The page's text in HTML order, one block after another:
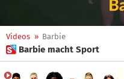
Videos » Barbie
 Barbie macht Sport